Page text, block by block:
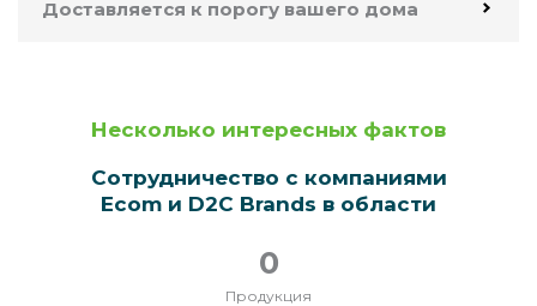
Доставляется к порогу вашего дома
Несколько интересных фактов
Сотрудничество с компаниями
Ecom и D2C Brands в области
Продукция
0